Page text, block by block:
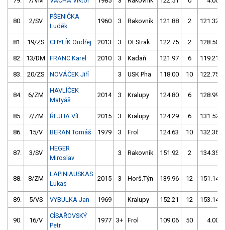
80. 2/SV
PŠENIČKA
Luděk
1960 3 Rakovník 121.88 2 121.32
81. 19/ZS CHYLÍK Ondřej 2013 3 Ot.Strak 122.75 2 128.50
82. 13/DM FRANC Karel 2010 3 Kadaň 121.97 6 119.21
83. 20/ZS NOVÁČEK Jiří 3 USK Pha 118.00 10 122.75
84. 6/ZM
HAVLÍČEK
Matyáš
2014 3 Kralupy 124.80 6 128.99
85. 7/ZM ŘEJHA Vít 2015 3 Kralupy 124.29 6 131.52
86. 15/V BERAN Tomáš 1979 3 Frol 124.63 10 132.36
87. 3/SV
HEGER
Miroslav
3 Rakovník 151.92 2 134.35
88. 8/ZM
LAPINIAUSKAS
Lukas
2015 3 Horš.Týn 139.96 12 151.14
89. 5/VS VYBULKA Jan 1969 Kralupy 152.21 12 153.14
90. 16/V
CÍSAŘOVSKÝ
Petr
1977 3+ Frol 109.06 50 4.00